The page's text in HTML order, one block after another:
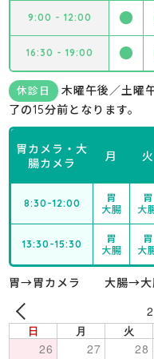
9:00 - 12:00 ●
16:30 - 19:00 ●
休診日
木曜午後／土曜
了の15分前となります。
胃カメラ・大
腸カメラ
月 火
8:30-12:00
胃
大腸
胃
大
13:30-15:30
胃
大腸
胃
大
胃→胃カメラ 大腸→大
日 月 火
26 27 28